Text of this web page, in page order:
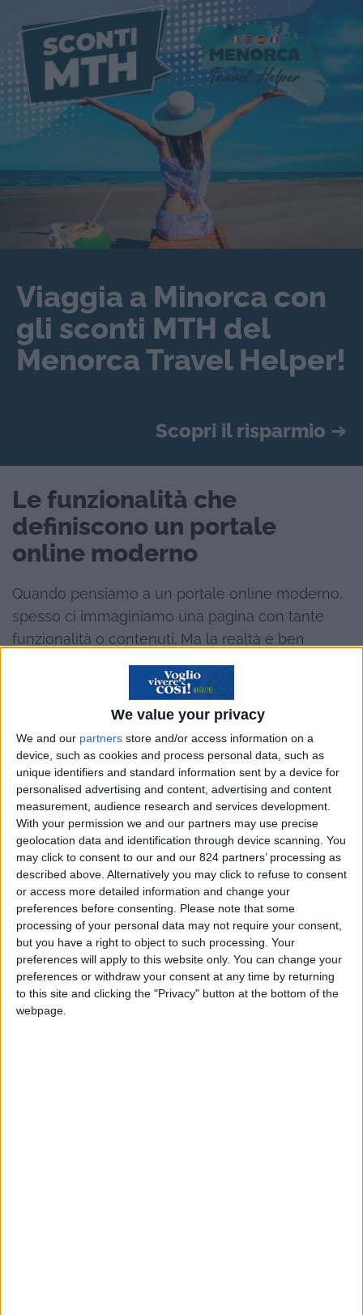
We value your privacy
We and our partners store and/or access information on a
device, such as cookies and process personal data, such as
unique identifiers and standard information sent by a device for
personalised advertising and content, advertising and content
measurement, audience research and services development.
With your permission we and our partners may use precise
geolocation data and identification through device scanning. You
may click to consent to our and our 824 partners’ processing as
described above. Alternatively you may click to refuse to consent
or access more detailed information and change your
preferences before consenting.
Please note that some
processing of your personal data may not require your consent,
but you have a right to object to such processing. Your
preferences will apply to this website only. You can change your
preferences or withdraw your consent at any time by returning
to this site and clicking the "Privacy" button at the bottom of the
webpage.
Viaggia a Minorca con
gli sconti MTH del
Menorca Travel Helper!
Scopri il risparmio ➔
Le funzionalità che
definiscono un portale
online moderno
Quando pensiamo a un portale online moderno,
spesso ci immaginiamo una pagina con tante
funzionalità o contenuti. Ma la realtà è ben
diversa: oggi un portale online non è solo una
raccolta di pagine web, è un ambiente digitale
avanzato in cui gli utenti devono sentirsi seguiti,
vera differenza ècomeil portale gestisce
identità, dati, interazioni e aspettative dell’utente
in modo coerente e sostenibile nel tempo.
Indice Nascondi
Identità digitale e sicurezza: il primo
passo per la fiducia
Performance ed esperienza: perché la
velocità conta davvero
Accessibilità: includere e progettare per
tutti